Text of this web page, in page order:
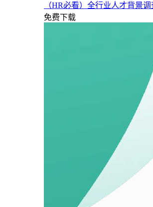
（HR必看）全行业人才背景
免费下载